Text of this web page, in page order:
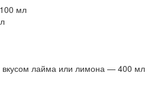
мл
вкусом лайма или лимона — 400 мл